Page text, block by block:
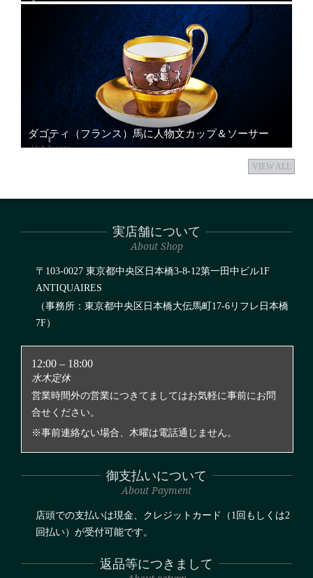
ダゴティ（フランス）馬に人物文カップ＆ソーサー
VIEW ALL
実店舗について
About Shop
〒103-0027 東京都中央区日本橋3-8-12第一田中ビル1F
ANTIQUAIRES
（事務所：東京都中央区日本橋大伝馬町17-6リフレ日本橋
7F）
12:00 – 18:00
水木定休
営業時間外の営業につきてましてはお気軽に事前にお問
合せください。
※事前連絡ない場合、木曜は電話通じません。
御支払いについて
About Payment
店頭での支払いは現金、クレジットカード（1回もしくは2
回払い）が受付可能です。
返品等につきまして